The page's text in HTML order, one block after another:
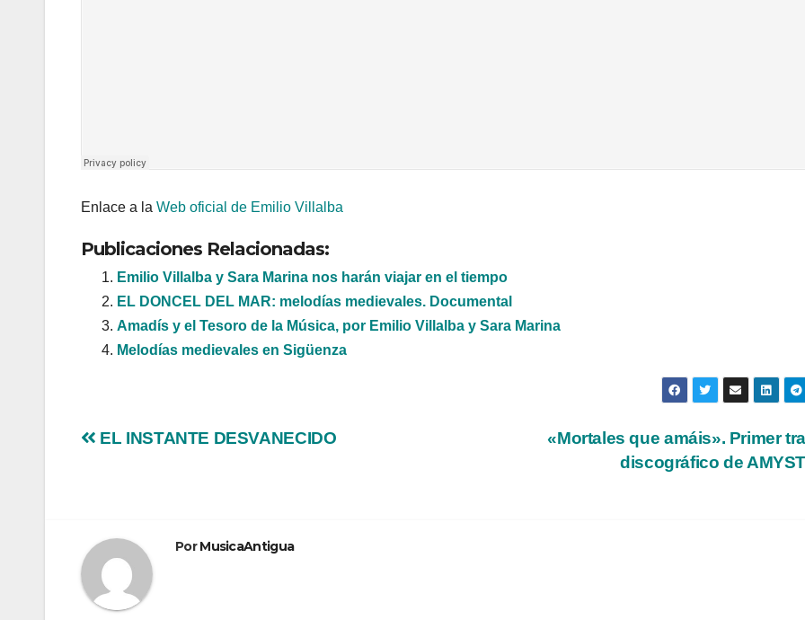
Enlace a la Web oficial de Emilio Villalba
Publicaciones Relacionadas:
Emilio Villalba y Sara Marina nos harán viajar en el tiempo
EL DONCEL DEL MAR: melodías medievales. Documental
Amadís y el Tesoro de la Música, por Emilio Villalba y Sara Marina
Melodías medievales en Sigüenza
Navegación
«Mortales que amáis». Primer
discográfico de
EL INSTANTE DESVANECIDO
PorMusicaAntigua